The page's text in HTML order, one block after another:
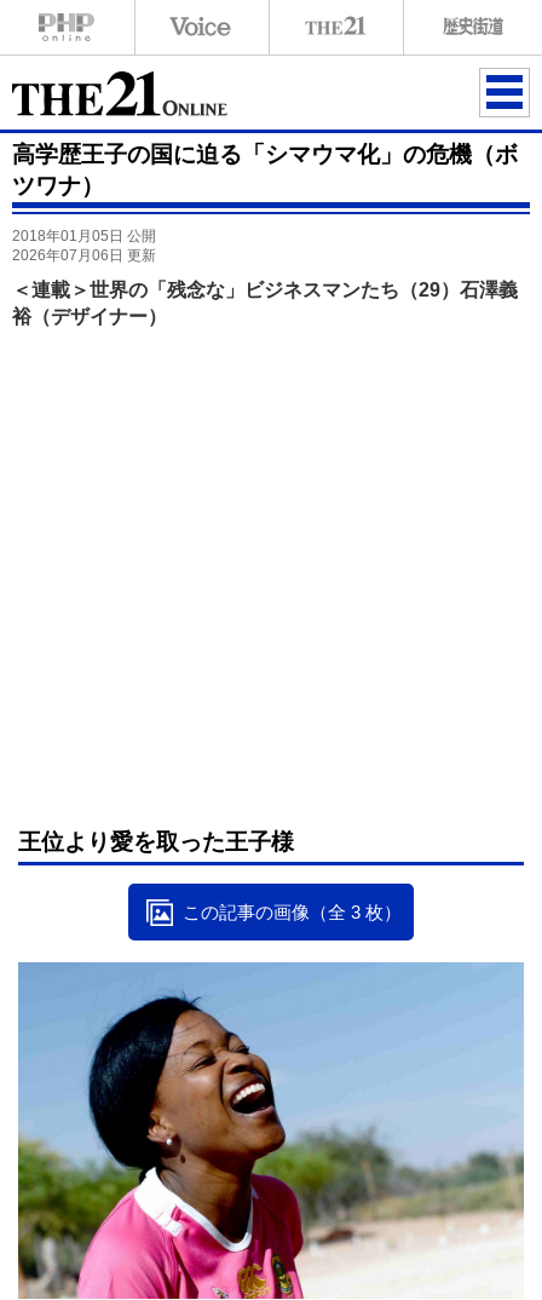
ME
NU
高学歴王子の国に迫る「シマウマ化」の危機（ボ
ツワナ）
2018年01月05日 公開
2026年07月06日 更新
＜連載＞世界の「残念な」ビジネスマンたち（29）石澤義
裕（デザイナー）
王位より愛を取った王子様
この記事の画像（全 3 枚）